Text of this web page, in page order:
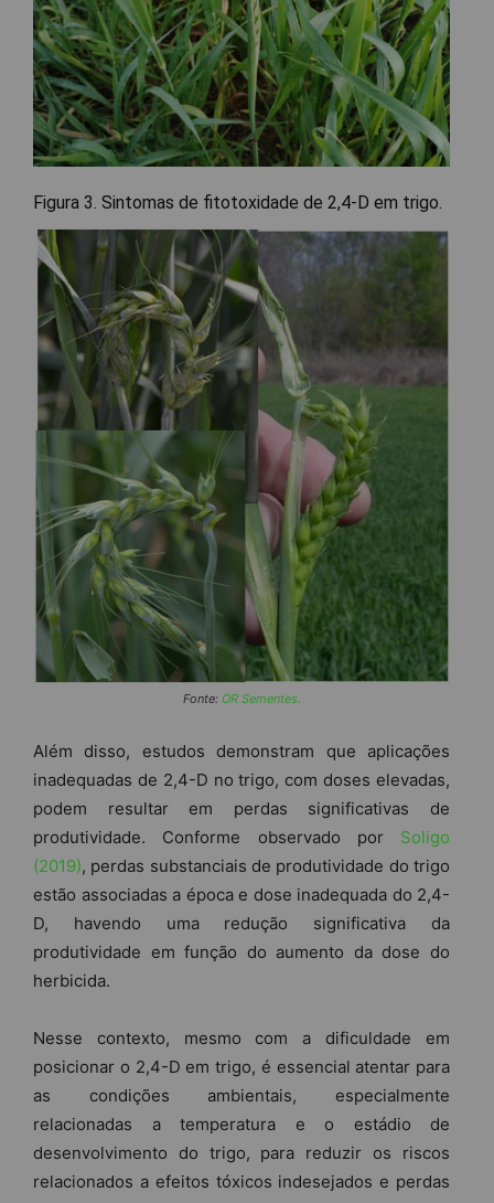
Figura 3. Sintomas de fitotoxidade de 2,4-D em trigo.
Fonte: OR Sementes.
Além disso, estudos demonstram que aplicações
inadequadas de 2,4-D no trigo, com doses elevadas,
podem resultar em perdas significativas de
produtividade. Conforme observado por Soligo
(2019), perdas substanciais de produtividade do trigo
estão associadas a época e dose inadequada do 2,4-
D, havendo uma redução significativa da
produtividade em função do aumento da dose do
herbicida.
Nesse contexto, mesmo com a dificuldade em
posicionar o 2,4-D em trigo, é essencial atentar para
as condições ambientais, especialmente
relacionadas a temperatura e o estádio de
desenvolvimento do trigo, para reduzir os riscos
relacionados a efeitos tóxicos indesejados e perdas